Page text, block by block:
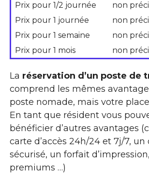
Prix pour 1/2 journée
non
Prix pour 1 journée
non
Prix pour 1 semaine
non
Prix pour 1 mois
non
La réservation d’un poste de
comprend les mêmes
poste nomade, mais votre
En tant que résident vous
bénéficier d’autres avantages
carte d’accès 24h/24 et 7j/7, un
sécurisé, un forfait
premiums …)